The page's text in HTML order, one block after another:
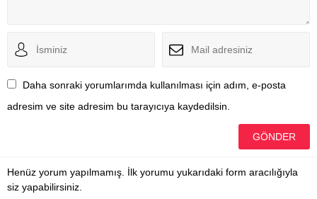
Daha sonraki yorumlarımda kullanılması için adım, e-posta
adresim ve site adresim bu tarayıcıya kaydedilsin.
Henüz yorum yapılmamış. İlk yorumu yukarıdaki form aracılığıyla
siz yapabilirsiniz.